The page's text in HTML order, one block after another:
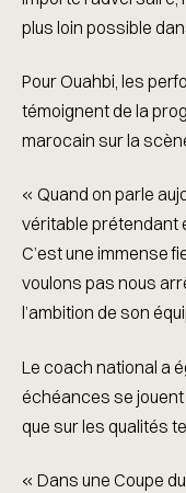
plus loin possible
Pour Ouahbi, les
témoignent de la
marocain sur la
« Quand on parle
véritable prétendant
C’est une immense
voulons pas nous
l’ambition de son
Le coach national a
échéances se
que sur les qualités
« Dans une Coupe